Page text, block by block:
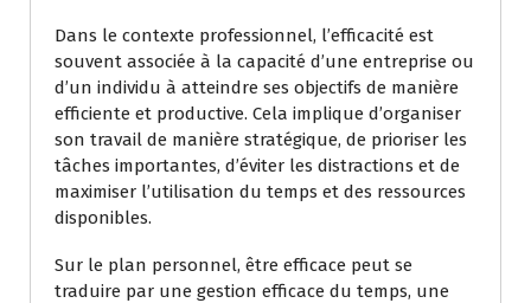
Dans le contexte professionnel, l’efficacité est
souvent associée à la capacité d’une entreprise ou
d’un individu à atteindre ses objectifs de manière
efficiente et productive. Cela implique d’organiser
son travail de manière stratégique, de prioriser les
tâches importantes, d’éviter les distractions et de
maximiser l’utilisation du temps et des ressources
disponibles.
Sur le plan personnel, être efficace peut se
traduire par une gestion efficace du temps, une